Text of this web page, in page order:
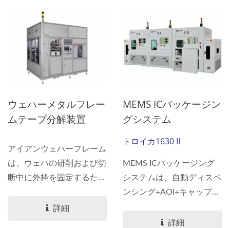
クライアントデータベース
と比較され、それから空の
形成されたカートンの給紙
ユニットに順番に積み込ま
テープで封され、自動梱包
が完了します。
ウェハーメタルフレー
ムテープ分解装置
アイアンウェハーフレーム
は、ウェハの研削および切
断中に外枠を固定するため
は繰り返し再利用およびク
詳細
MEMS ICパッケージン
グシステム
トロイカ1630 II
MEMS ICパッケージング
システムは、自動ディスペ
ンシング+AOI+キャップマ
れ、柔軟な設計により、前
詳細